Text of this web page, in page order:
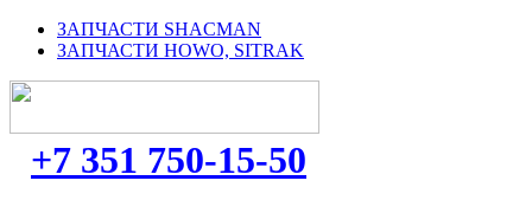
ЗАПЧАСТИ SHACMAN
ЗАПЧАСТИ HOWO, SITRAK
+7 351 750-15-50